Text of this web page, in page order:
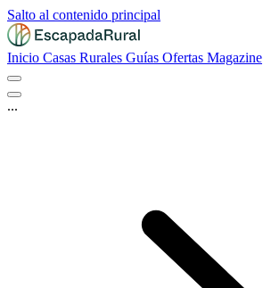
Salto al contenido principal
Inicio Casas Rurales Guías Ofertas Magazine
...